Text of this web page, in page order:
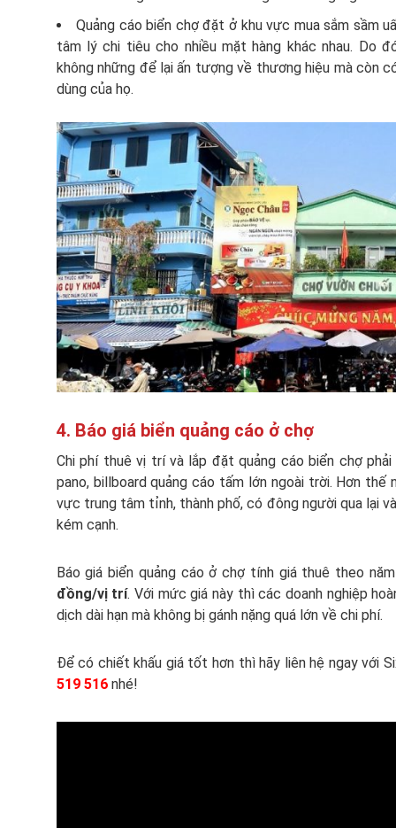
Quảng cáo biển chợ đặt ở khu vực mua sắm sầm
tâm lý chi tiêu cho nhiều mặt hàng khác nhau. Do
không những để lại ấn tượng về thương hiệu mà còn
dùng của họ.
4. Báo giá biển quảng cáo ở chợ
Chi phí thuê vị trí và lắp đặt quảng cáo biển chợ
pano, billboard quảng cáo tấm lớn ngoài trời. Hơn
vực trung tâm tỉnh, thành phố, có đông người qua lại
kém cạnh.
Báo giá biển quảng cáo ở chợ tính giá thuê theo
đồng/vị trí. Với mức giá này thì các doanh nghiệp
dịch dài hạn mà không bị gánh nặng quá lớn về chi phí.
Để có chiết khấu giá tốt hơn thì hãy liên hệ ngay với
519 516 nhé!